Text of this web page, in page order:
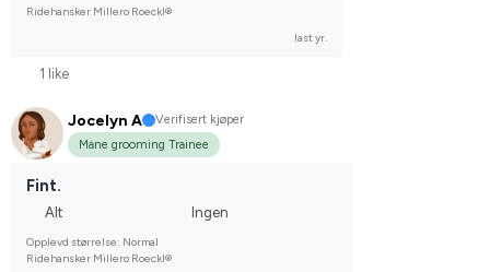
Ridehansker Millero Roeckl®
last yr.
1 like
Jocelyn A
Verifisert kjøper
Mane grooming Trainee
Fint.
Alt Ingen
Opplevd størrelse: Normal
Ridehansker Millero Roeckl®